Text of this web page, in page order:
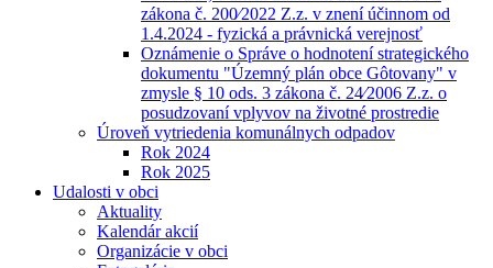
zákona č. 200⁄2022 Z.z. v znení účinnom od
1.4.2024 - fyzická a právnická verejnosť
Oznámenie o Správe o hodnotení strategického
dokumentu "Územný plán obce Gôtovany" v
zmysle § 10 ods. 3 zákona č. 24⁄2006 Z.z. o
posudzovaní vplyvov na životné prostredie
Úroveň vytriedenia komunálnych odpadov
Rok 2024
Rok 2025
Udalosti v obci
Aktuality
Kalendár akcií
Organizácie v obci